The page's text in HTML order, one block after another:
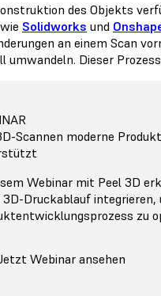
des Objekts
Solidworks und
an einem Scan
Dieser
Scannen moderne
Webinar mit Peel 3D
3D-Druckablauf integrieren,
zu
Webinar ansehen